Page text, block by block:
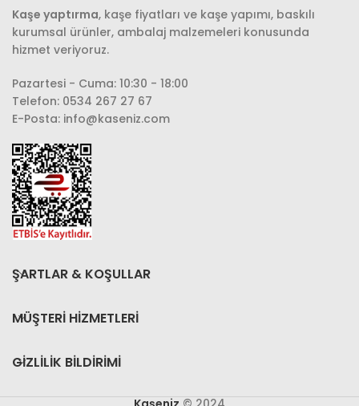
Kaşe yaptırma, kaşe fiyatları ve kaşe yapımı, baskılı
kurumsal ürünler, ambalaj malzemeleri konusunda
hizmet veriyoruz.
Pazartesi - Cuma: 10:30 - 18:00
Telefon: 0534 267 27 67
E-Posta: info@kaseniz.com
ŞARTLAR & KOŞULLAR
MÜŞTERİ HİZMETLERİ
GIZLILIK BILDIRIMI